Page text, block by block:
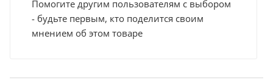
Помогите другим пользователям с выбором
- будьте первым, кто поделится своим
мнением об этом товаре